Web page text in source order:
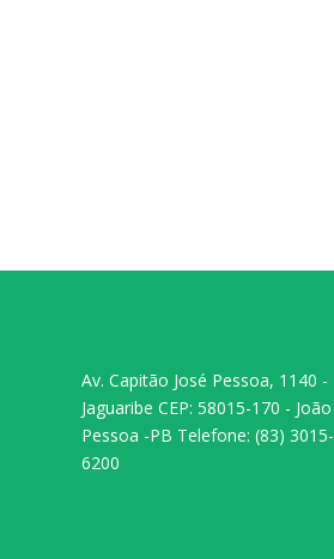
Av. Capitão José Pessoa, 1140 -
Jaguaribe CEP: 58015-170 - João
Pessoa -PB Telefone: (83) 3015-
6200